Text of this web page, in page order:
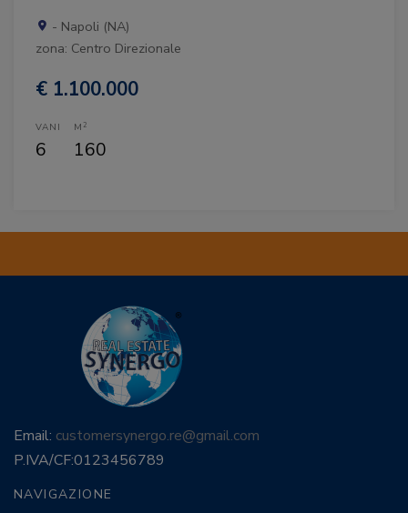
- Napoli (NA)
zona: Centro Direzionale
€ 1.100.000
VANI
6
M 2
160
Email: customersynergo.re@gmail.com
P.IVA/CF:0123456789
NAVIGAZIONE